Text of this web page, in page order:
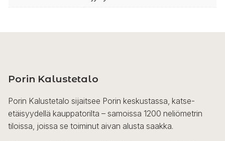
Porin Kalustetalo
Porin Kalustetalo sijaitsee Porin keskustassa, katse-
etäisyydellä kauppatorilta – samoissa 1200 neliömetrin
tiloissa, joissa se toiminut aivan alusta saakka.